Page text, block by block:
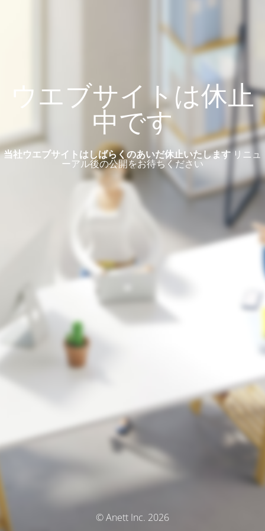
ウエブサイトは休止
中です
当社ウエブサイトはしばらくのあいだ休止いたします リニュ
ーアル後の公開をお待ちください
© Anett Inc. 2026